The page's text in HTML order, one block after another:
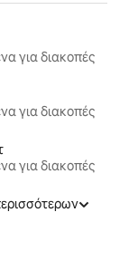
για διακοπές
για διακοπές
για διακοπές